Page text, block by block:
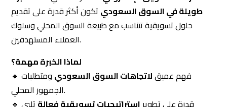
لماذا الخبرة مهمة؟
🔹 فهم عميقلاتجاهات السوق السعوديومتطلبات
الجمهور المحلي.
استراتيجيات تسويقية فعالة
احتياجات مختلف القطاعات.
🔹 إلمام تام بتحديثات
تحسين محركات البحث السعودية
وخوارزميات منصات الإعلانات.